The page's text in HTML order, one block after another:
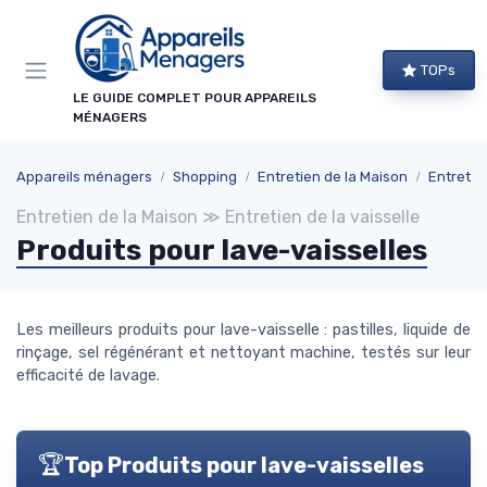
LE GUIDE COMPLET POUR APPAREILS
MÉNAGERS
TOPs
Appareils ménagers Shopping Entretien de la Maison
Entretien de la Maison ≫ Entretien de la vaisselle
Produits pour lave-vaisselles
Les meilleurs produits pour lave-vaisselle : pastilles, liquide de
rinçage, sel régénérant et nettoyant machine, testés sur leur
efficacité de lavage.
🏆Top Produits pour lave-vaisselles
Panneau de gestion des cookies